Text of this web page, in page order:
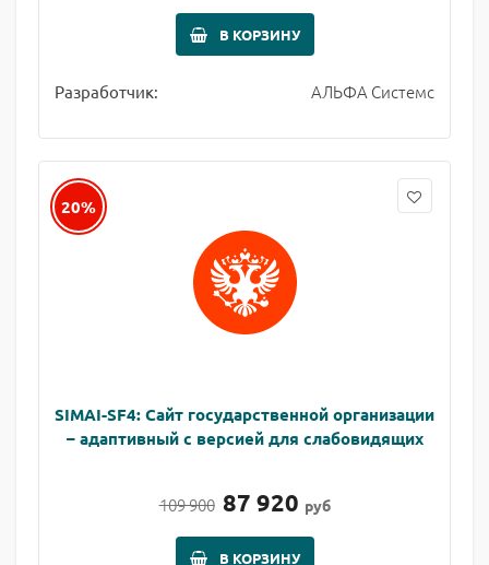
В КОРЗИНУ
Разработчик: АЛЬФА Системс
20%
SIMAI-SF4: Сайт государственной организации
– адаптивный с версией для слабовидящих
109 900 87 920 руб
В КОРЗИНУ